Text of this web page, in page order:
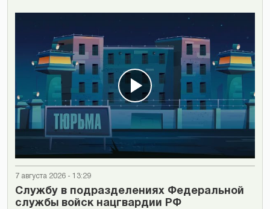
7 августа 2026 - 13:29
Cлужбу в подразделениях Федеральной
службы войск нацгвардии РФ